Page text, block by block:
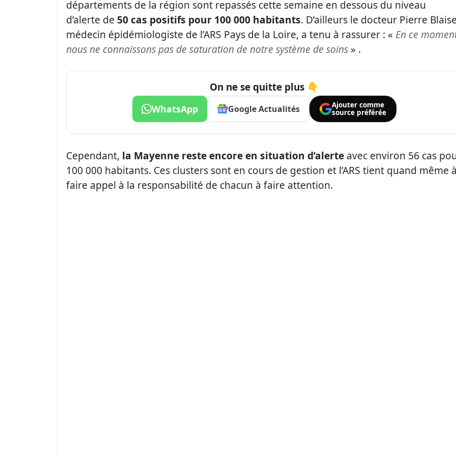
départements de la région sont repassés cette semaine en dessous du niveau
d’alerte de 50 cas positifs pour 100 000 habitants. D’ailleurs le docteur Pierre
médecin épidémiologiste de l’ARS Pays de la Loire, a tenu à rassurer : « En ce
nous ne connaissons pas de saturation de notre système de soins » .
On ne se quitte plus 👇
WhatsApp Google Actualités
Ajouter comme
source préférée
Cependant, la Mayenne reste encore en situation d’alerte avec environ 56 cas
100 000 habitants. Ces clusters sont en cours de gestion et l’ARS tient quand même à
faire appel à la responsabilité de chacun à faire attention.